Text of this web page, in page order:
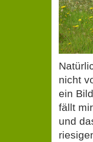
nicht
ein
fällt
und